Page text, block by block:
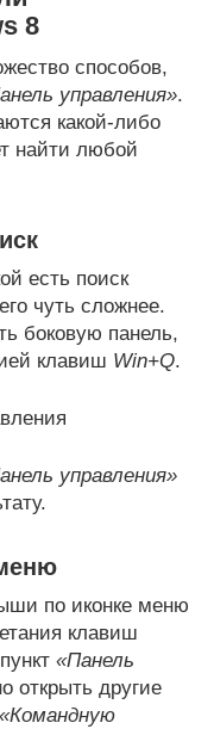
8
способов,
управления».
какой-либо
найти любой
есть поиск
чуть сложнее.
боковую панель,
клавиш Win+Q.
управления»
по иконке меню
клавиш
«Панель
открыть другие
«Командную